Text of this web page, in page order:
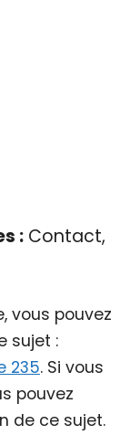
:Contact,
vous pouvez
sujet :
235. Si vous
pouvez
de ce sujet.